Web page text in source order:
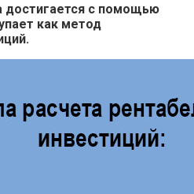
достигается с помощью
как метод